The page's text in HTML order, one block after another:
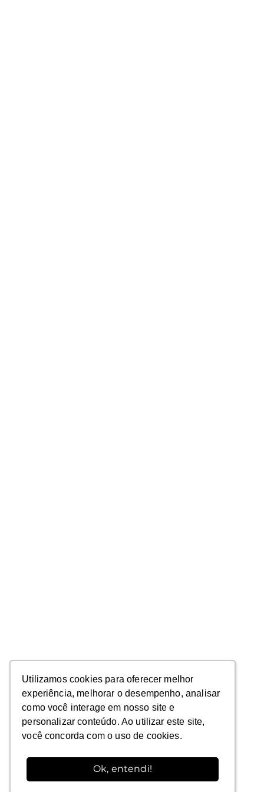
Utilizamos cookies para oferecer melhor
experiência, melhorar o desempenho, analisar
como você interage em nosso site e
personalizar conteúdo. Ao utilizar este site,
você concorda com o uso de cookies.
Ok, entendi!
Utilizamos cookies para oferecer melhor
experiência, melhorar o desempenho, analisar
como você interage em nosso site e
personalizar conteúdo. Ao utilizar este site,
você concorda com o uso de cookies.
Ok, entendi!